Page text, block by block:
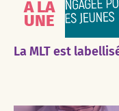
À LA
UNE
La MLT est